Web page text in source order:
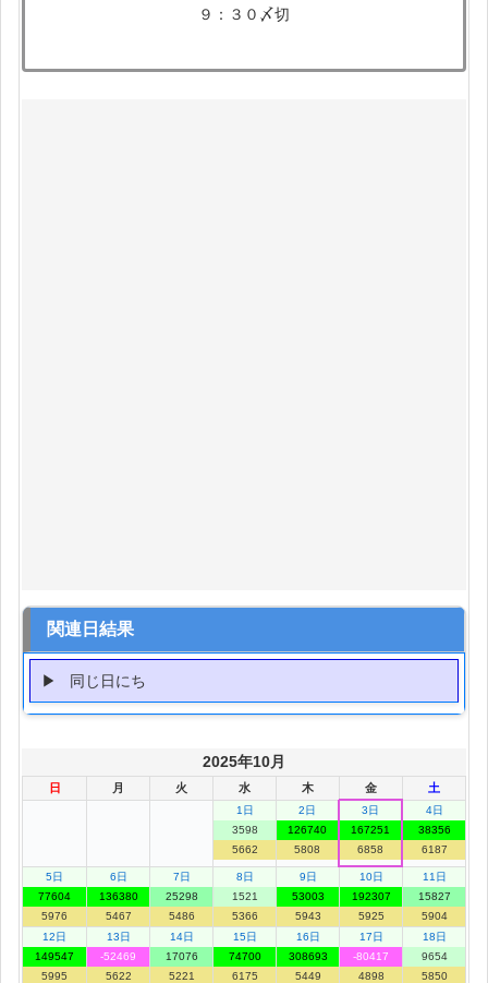
９：３０〆切
関連日結果
同じ日にち
2025年10月
日 月 火 水 木 金 土
1日
3598
5662
2日
126740
5808
3日
167251
6858
4日
38356
6187
5日
77604
5976
6日
136380
5467
7日
25298
5486
8日
1521
5366
9日
53003
5943
10日
192307
5925
11日
15827
5904
12日
149547
5995
13日
-52469
5622
14日
17076
5221
15日
74700
6175
16日
308693
5449
17日
-80417
4898
18日
9654
5850